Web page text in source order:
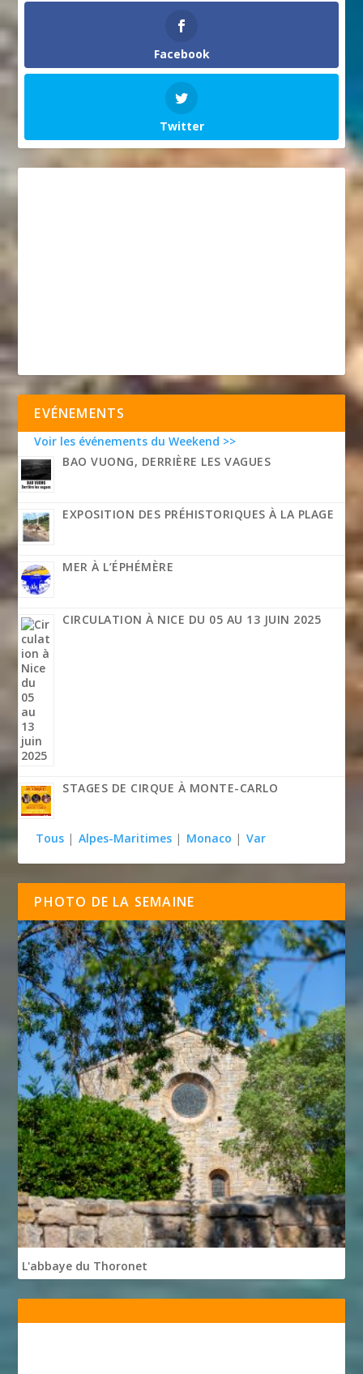
Facebook
Twitter
EVÉNEMENTS
Voir les événements du Weekend >>
BAO VUONG, DERRIÈRE LES VAGUES
EXPOSITION DES PRÉHISTORIQUES À LA PLAGE
MER À L’ÉPHÉMÈRE
CIRCULATION À NICE DU 05 AU 13 JUIN 2025
STAGES DE CIRQUE À MONTE-CARLO
Tous | Alpes-Maritimes | Monaco | Var
PHOTO DE LA SEMAINE
L'abbaye du Thoronet